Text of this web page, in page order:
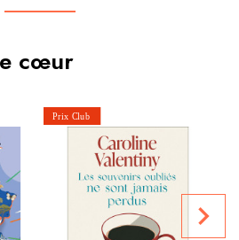
cœur
navigate_next